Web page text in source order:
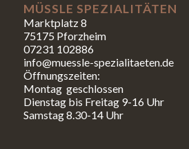
MÜSSLE SPEZIALITÄTEN
Marktplatz 8
75175 Pforzheim
07231 102886
info@muessle-spezialitaeten.de
Öffnungszeiten:
Montag geschlossen
Dienstag bis Freitag 9-16 Uhr
Samstag 8.30-14 Uhr